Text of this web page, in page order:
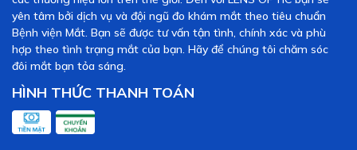
yên tâm bởi dịch vụ và đội ngũ đo khám mắt theo tiêu chuẩn
Bệnh viện Mắt. Bạn sẽ được tư vấn tận tình, chính xác và phù
hợp theo tình trạng mắt của bạn. Hãy để chúng tôi chăm sóc
đôi mắt bạn tỏa sáng.
HÌNH THỨC THANH TOÁN